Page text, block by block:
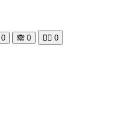
0 🙈 0 🧘‍♀️ 0